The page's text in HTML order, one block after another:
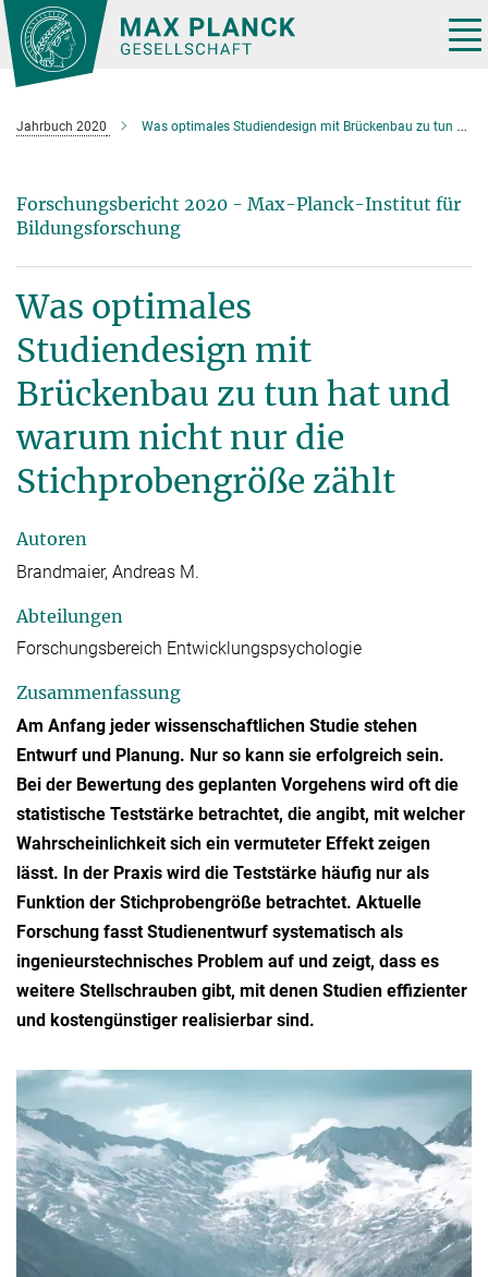
Hauptinhalt
Jahrbuch 2020 Was optimales Studiendesign mit Brückenbau zu tun hat und warum nicht nur die Stichprobengröße zählt
Forschungsbericht 2020 - Max-Planck-Institut für
Bildungsforschung
Was optimales
Studiendesign mit
Brückenbau zu tun hat und
warum nicht nur die
Stichprobengröße zählt
Autoren
Brandmaier, Andreas M.
Abteilungen
Forschungsbereich Entwicklungspsychologie
Zusammenfassung
Am Anfang jeder wissenschaftlichen Studie stehen
Entwurf und Planung. Nur so kann sie erfolgreich sein.
Bei der Bewertung des geplanten Vorgehens wird oft die
statistische Teststärke betrachtet, die angibt, mit welcher
Wahrscheinlichkeit sich ein vermuteter Effekt zeigen
lässt. In der Praxis wird die Teststärke häufig nur als
Funktion der Stichprobengröße betrachtet. Aktuelle
Forschung fasst Studienentwurf systematisch als
ingenieurstechnisches Problem auf und zeigt, dass es
weitere Stellschrauben gibt, mit denen Studien effizienter
und kostengünstiger realisierbar sind.